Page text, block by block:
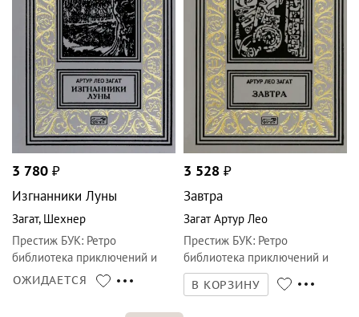
3 780 ₽
Изгнанники Луны
Загат, Шехнер
Престиж БУК: Ретро
библиотека приключений и
научной фантастики
ОЖИДАЕТСЯ
3 528 ₽
Завтра
Загат Артур Лео
Престиж БУК: Ретро
библиотека приключений и
научной фантастики
В КОРЗИНУ